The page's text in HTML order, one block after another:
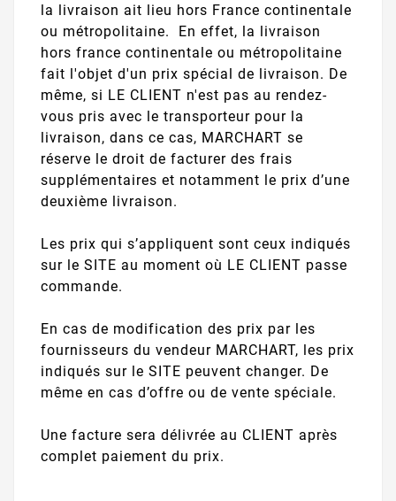
la livraison ait lieu hors France continentale
ou métropolitaine. En effet, la livraison
hors france continentale ou métropolitaine
fait l'objet d'un prix spécial de livraison. De
même, si LE CLIENT n'est pas au rendez-
vous pris avec le transporteur pour la
livraison, dans ce cas, MARCHART se
réserve le droit de facturer des frais
supplémentaires et notamment le prix d’une
deuxième livraison.
Les prix qui s’appliquent sont ceux indiqués
sur le SITE au moment où LE CLIENT passe
commande.
En cas de modification des prix par les
fournisseurs du vendeur MARCHART, les prix
indiqués sur le SITE peuvent changer. De
même en cas d’offre ou de vente spéciale.
Une facture sera délivrée au CLIENT après
complet paiement du prix.